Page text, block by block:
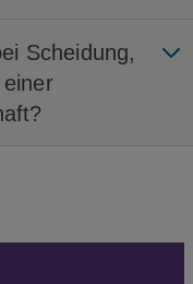
Scheidung,